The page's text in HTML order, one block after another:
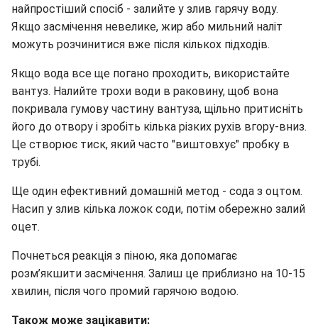
найпростіший спосіб - залийте у злив гарячу воду.
Якщо засмічення невелике, жир або мильний наліт
можуть розчинитися вже після кількох підходів.
Якщо вода все ще погано проходить, використайте
вантуз. Налийте трохи води в раковину, щоб вона
покривала гумову частину вантуза, щільно притисніть
його до отвору і зробіть кілька різких рухів вгору-вниз.
Це створює тиск, який часто "виштовхує" пробку в
трубі.
Ще один ефективний домашній метод - сода з оцтом.
Насип у злив кілька ложок соди, потім обережно залий
оцет.
Почнеться реакція з піною, яка допомагає
розм’якшити засмічення. Залиш це приблизно на 10-15
хвилин, після чого промий гарячою водою.
Також може зацікавити: